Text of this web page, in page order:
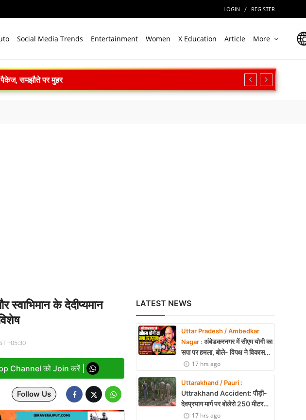
LOGIN / REGISTER
Social Media Trends Entertainment Women X Education Article More
पैकेज, समझौते पर मुहर
केंद्र
स्वाभिमान के देदीप्यमान
+05:30
Channel को Join करें |
Follow Us
LATEST NEWS
Uttar Pradesh / Ambedkar
Nagar : अंबेडकरनगर में सीएम योगी का
सपा पर हमला, बोले- विपक्ष ने विकास
और अनुपूरक बजट पर रोकी चर्चा
17 hrs ago
Uttarakhand / Pauri :
Uttrakhand Accident: पौड़ी-
देवप्रयाग मार्ग पर बोलेरो 250 मीटर
खाई में गिरी, 5 लोगों की मौत
17 hrs ago